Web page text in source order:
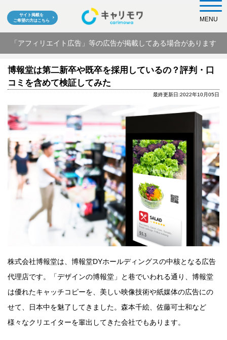
サイト掲載を
ご希望の方はこちら
「アフィリエイト広告」等の広告が掲載してある場合があります
MENU
博報堂は第二新卒や既卒を採用しているの？評判・口
コミを含めて検証してみた
最終更新日:2022年10月05日
株式会社博報堂は、博報堂DYホールディングスの中核となる広告
代理店です。「デザインの博報堂」と巷でいわれる通り、博報堂
は優れたキャッチコピーを、美しい映像技術や紙媒体の広告にの
せて、日本中を魅了してきました。森本千絵、佐藤可士和など
様々なクリエイターを輩出してきた会社でもあります。